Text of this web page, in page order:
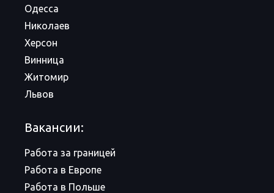
Одесса
Николаев
Херсон
Винница
Житомир
Львов
Вакансии:
Работа за границей
Работа в Европе
Работа в Польше